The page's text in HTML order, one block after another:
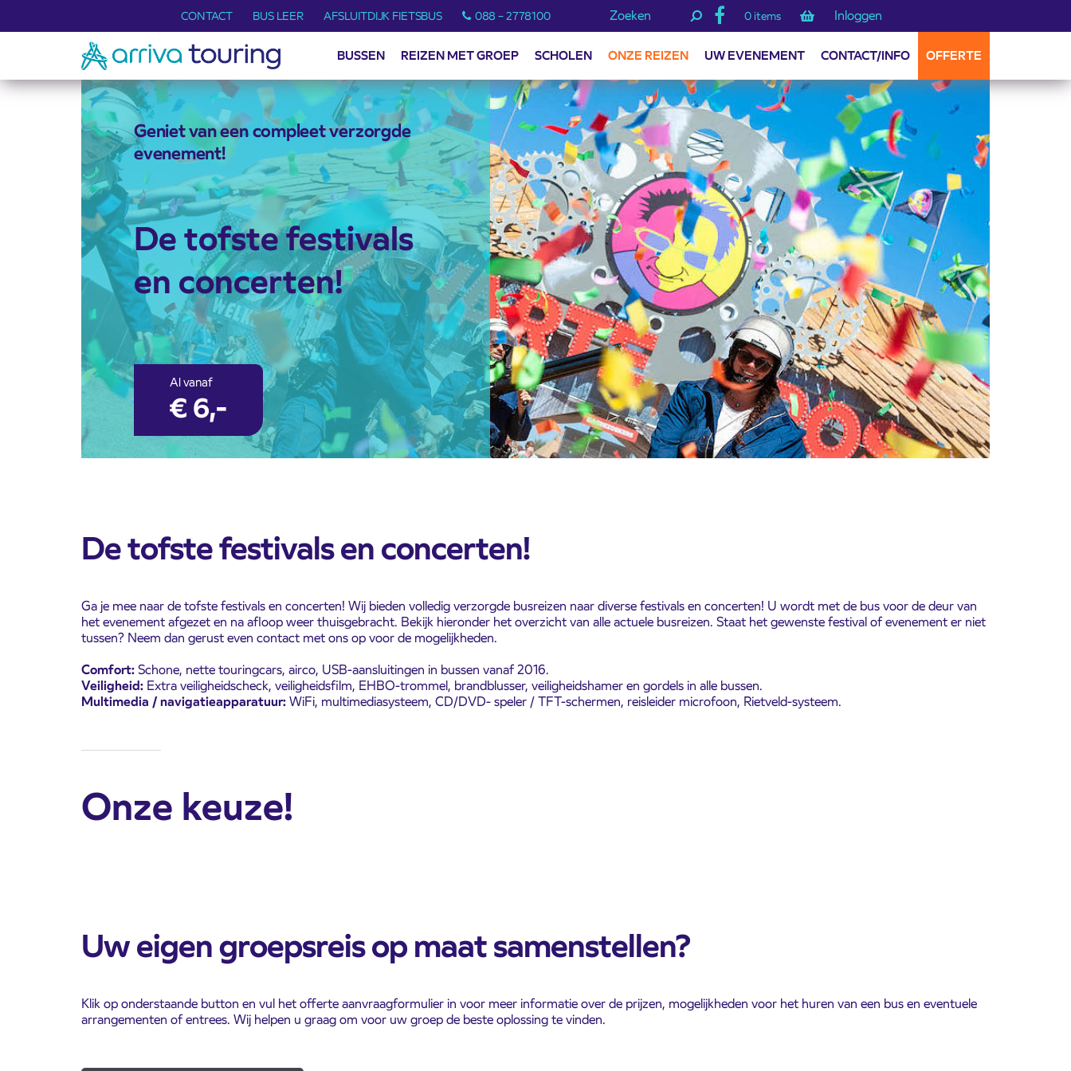
CONTACT BUS LEER AFSLUITDIJK FIETSBUS 088 – 2778100 Zoeken 0 items Inloggen
BUSSEN REIZEN MET GROEP SCHOLEN ONZE REIZEN UW EVENEMENT CONTACT/INFO OFFERTE
Geniet van een compleet verzorgde
evenement!
De tofste festivals
en concerten!
Al vanaf
€ 6,-
De tofste festivals en concerten!
Ga je mee naar de tofste festivals en concerten! Wij bieden volledig verzorgde busreizen naar diverse festivals en concerten! U wordt met de bus voor de deur van
het evenement afgezet en na afloop weer thuisgebracht. Bekijk hieronder het overzicht van alle actuele busreizen. Staat het gewenste festival of evenement er niet
tussen? Neem dan gerust even contact met ons op voor de mogelijkheden.
Comfort:Schone, nette touringcars, airco, USB-aansluitingen in bussen vanaf 2016.
Veiligheid: Extra veiligheidscheck, veiligheidsfilm, EHBO-trommel, brandblusser, veiligheidshamer en gordels in alle bussen.
Multimedia / navigatieapparatuur:WiFi, multimediasysteem, CD/DVD- speler / TFT-schermen, reisleider microfoon, Rietveld-systeem.
Onze keuze!
Uw eigen groepsreis op maat samenstellen?
Klik op onderstaande button en vul het offerte aanvraagformulier in voor meer informatie over de prijzen, mogelijkheden voor het huren van een bus en eventuele
arrangementen of entrees. Wij helpen u graag om voor uw groep de beste oplossing te vinden.